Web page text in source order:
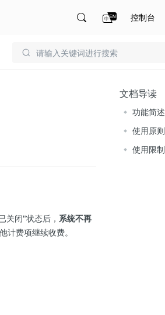
控制台
关闭"状态后， 系统不再
计费项继续收费。
文档导读
功能简述
使用原则
使用限制